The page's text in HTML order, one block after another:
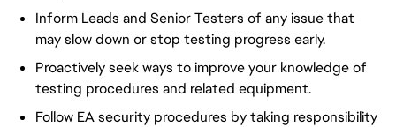
Inform Leads and Senior Testers of any issue that
may slow down or stop testing progress early.
Proactively seek ways to improve your knowledge of
testing procedures and related equipment.
Follow EA security procedures by taking responsibility